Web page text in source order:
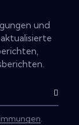
und
Subscribe
.